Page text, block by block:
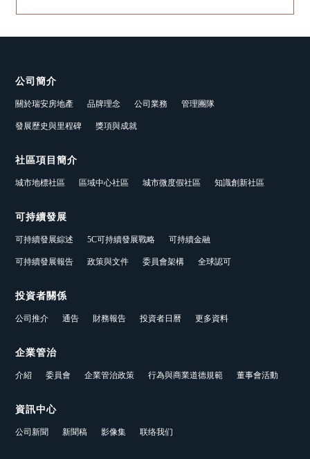
公司簡介
關於瑞安房地產 品牌理念 公司業務 管理團隊
發展歷史與里程碑 獎項與成就
社區項目簡介
城市地標社區 區域中心社區 城市微度假社區 知識創新社區
可持續發展
可持續發展綜述 5C可持續發展戰略 可持續金融
可持續發展報告 政策與文件 委員會架構 全球認可
投資者關係
公司推介 通告 財務報告 投資者日曆 更多資料
企業管治
介紹 委員會 企業管治政策 行為與商業道德規範 董事會活動
資訊中心
公司新聞 新聞稿 影像集 联络我们